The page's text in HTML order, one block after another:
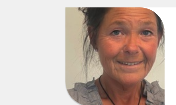
Skåne län
Stockholms län
Södermanlands län
Uppsala län
Värmlands län
Gävle
Göteborg
Halmstad
Henån
Huddinge